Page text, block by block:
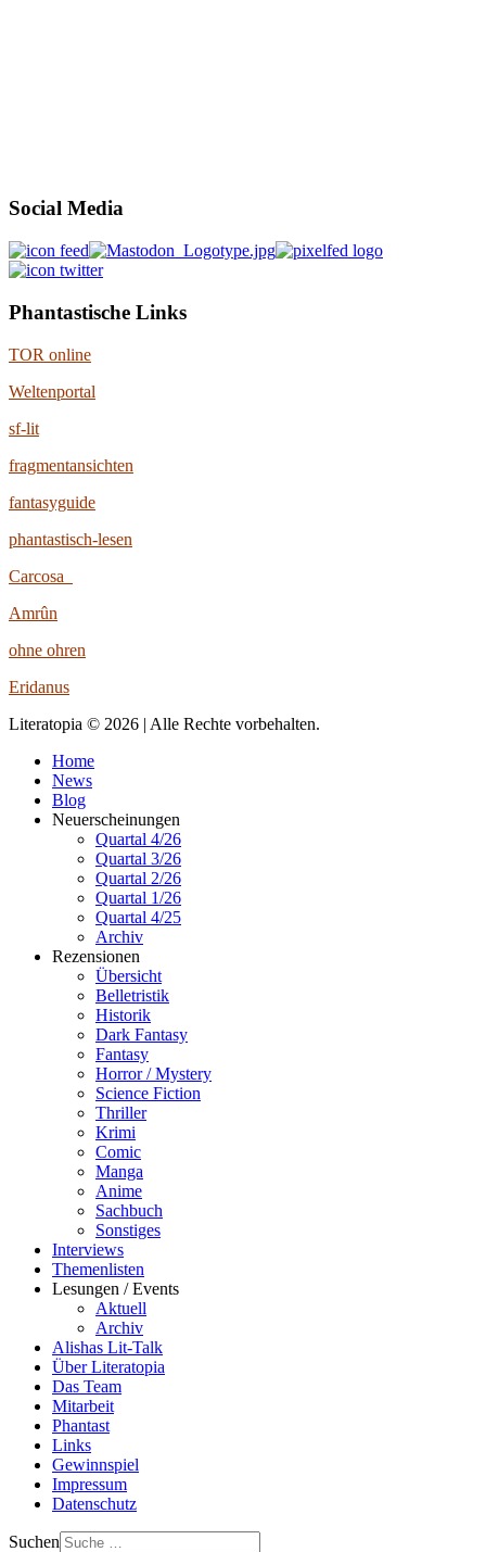
Social Media
Phantastische Links
TOR online
Weltenportal
sf-lit
fragmentansichten
fantasyguide
phantastisch-lesen
Carcosa
Amrûn
ohne ohren
Eridanus
Literatopia © 2026 | Alle Rechte vorbehalten.
Home
News
Blog
Neuerscheinungen
Quartal 4/26
Quartal 3/26
Quartal 2/26
Quartal 1/26
Quartal 4/25
Archiv
Rezensionen
Übersicht
Belletristik
Historik
Dark Fantasy
Fantasy
Horror / Mystery
Science Fiction
Thriller
Krimi
Comic
Manga
Anime
Sachbuch
Sonstiges
Interviews
Themenlisten
Lesungen / Events
Aktuell
Archiv
Alishas Lit-Talk
Über Literatopia
Das Team
Mitarbeit
Phantast
Links
Gewinnspiel
Impressum
Datenschutz
Suchen